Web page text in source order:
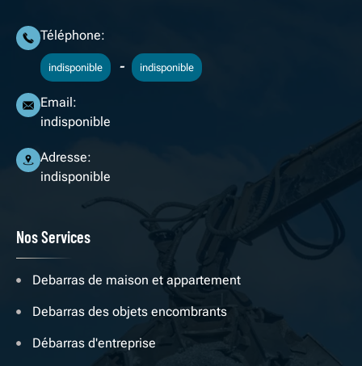
Téléphone:
indisponible - indisponible
Email:
indisponible
Adresse:
indisponible
Nos Services
Debarras de maison et appartement
Debarras des objets encombrants
Débarras d'entreprise